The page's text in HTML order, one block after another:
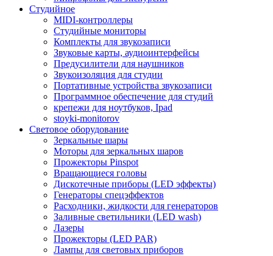
Студийное
MIDI-контроллеры
Студийные мониторы
Комплекты для звукозаписи
Звуковые карты, аудиоинтерфейсы
Предусилители для наушников
Звукоизоляция для студии
Портативные устройства звукозаписи
Программное обеспечение для студий
крепежи для ноутбуков, Ipad
stoyki-monitorov
Световое оборудование
Зеркальные шары
Моторы для зеркальных шаров
Прожекторы Pinspot
Вращающиеся головы
Дискотечные приборы (LED эффекты)
Генераторы спецэффектов
Расходники, жидкости для генераторов
Заливные светильники (LED wash)
Лазеры
Прожекторы (LED PAR)
Лампы для световых приборов